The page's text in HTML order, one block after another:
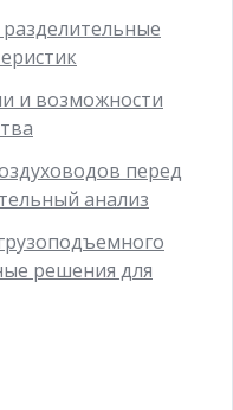
и возможности
перед
анализ
решения для